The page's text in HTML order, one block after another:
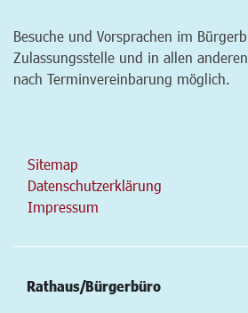
Besuche und Vorsprachen im
Zulassungsstelle und in allen
nach Terminvereinbarung möglich.
Sitemap
Datenschutzerklärung
Impressum
Rathaus/Bürgerbüro